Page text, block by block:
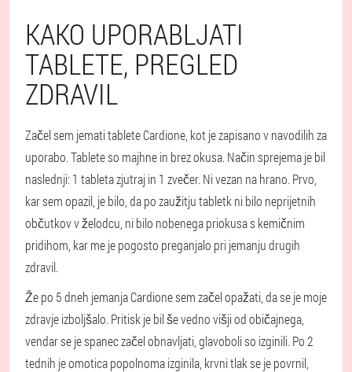
KAKO UPORABLJATI
TABLETE, PREGLED
ZDRAVIL
Začel sem jemati tablete Cardione, kot je zapisano v navodilih za
uporabo. Tablete so majhne in brez okusa. Način sprejema je bil
naslednji: 1 tableta zjutraj in 1 zvečer. Ni vezan na hrano. Prvo,
kar sem opazil, je bilo, da po zaužitju tabletk ni bilo neprijetnih
občutkov v želodcu, ni bilo nobenega priokusa s kemičnim
pridihom, kar me je pogosto preganjalo pri jemanju drugih
zdravil.
Že po 5 dneh jemanja Cardione sem začel opažati, da se je moje
zdravje izboljšalo. Pritisk je bil še vedno višji od običajnega,
vendar se je spanec začel obnavljati, glavoboli so izginili. Po 2
tednih je omotica popolnoma izginila, krvni tlak se je povrnil,